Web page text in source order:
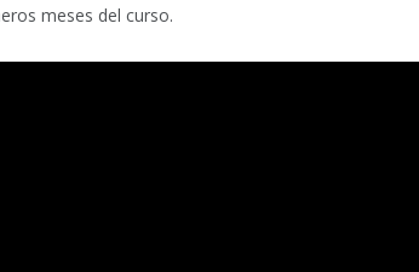
meses del curso.